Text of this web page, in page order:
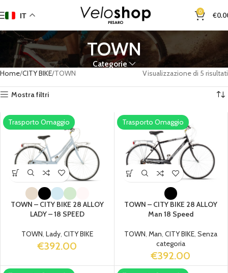
IT
0 €
TOWN
Categorie
Home CITY BIKE TOWN Visualizzazione di 5 risultati
Mostra filtri
Trasporto Omaggio
TOWN – CITY BIKE 28 ALLOY
LADY – 18 SPEED
TOWN Lady, CITY BIKE
€392.00
Trasporto Omaggio
TOWN – CITY BIKE 28 ALLOY
Man 18 Speed
TOWN,Man,CITY BIKE,Senza
categoria
€392.00